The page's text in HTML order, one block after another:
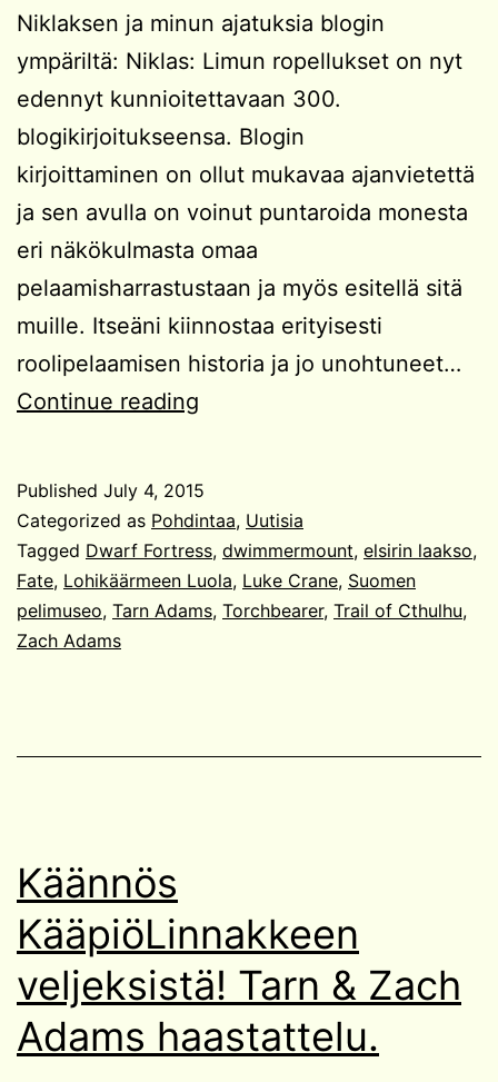
Niklaksen ja minun ajatuksia blogin
ympäriltä: Niklas: Limun ropellukset on nyt
edennyt kunnioitettavaan 300.
blogikirjoitukseensa. Blogin
kirjoittaminen on ollut mukavaa ajanvietettä
ja sen avulla on voinut puntaroida monesta
eri näkökulmasta omaa
pelaamisharrastustaan ja myös esitellä sitä
muille. Itseäni kiinnostaa erityisesti
roolipelaamisen historia ja jo unohtuneet…
Continue reading
Published July 4, 2015
Categorized as Pohdintaa, Uutisia
Tagged Dwarf Fortress, dwimmermount, elsirin laakso,
Fate, Lohikäärmeen Luola, Luke Crane, Suomen
pelimuseo, Tarn Adams, Torchbearer, Trail of Cthulhu,
Zach Adams
Käännös
KääpiöLinnakkeen
veljeksistä! Tarn & Zach
Adams haastattelu.